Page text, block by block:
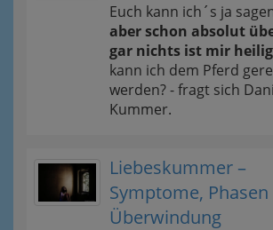
Euch kann ich´s ja
aber schon absolut
gar nichts ist mir
kann ich dem Pferd
werden? - fragt sich
Kummer.
Liebeskummer –
Symptome,
Überwindung